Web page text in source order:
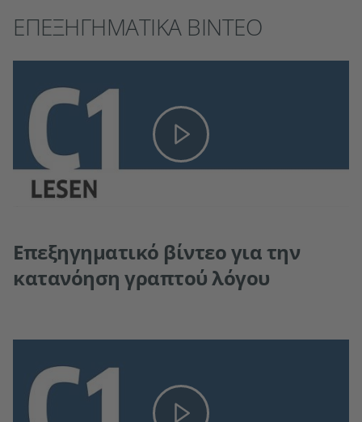
ΕΠΕΞΗΓΗΜΑΤΙΚΆ ΒΊΝΤΕΟ
Επεξηγηματικό βίντεο για την
κατανόηση γραπτού λόγου